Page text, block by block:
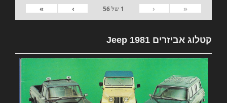
«
‹
1 של56
›
»
קטלוג אביזרים 1981 Jeep